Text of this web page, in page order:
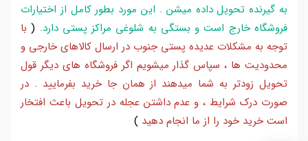
به گیرنده تحویل داده میشن . این مورد بطور کامل از اختیارات
فروشگاه خارج است و بستگی به شلوغی مراکز پستی دارد.
(با
توجه به مشکلات عدیده پستی جنوب در ارسال کالاهای خارجی و
محدودیت ها ، سپاس گذار میشویم اگر فروشگاه های دیگر قول
تحویل زودتر به شما میدهند از همان جا خرید بفرمایید . در
صورت درک شرایط ، و عدم داشتن عجله در تحویل باعث افتخار
است خرید خود را از ما انجام دهید )